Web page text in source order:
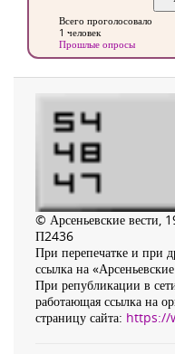
Всего проголосовало
1 человек
Прошлые опросы
© Арсеньевские вести,
П2436
При перепечатке и при
ссылка на
При републикации в
работающая ссылка на
страницу сайта: https://